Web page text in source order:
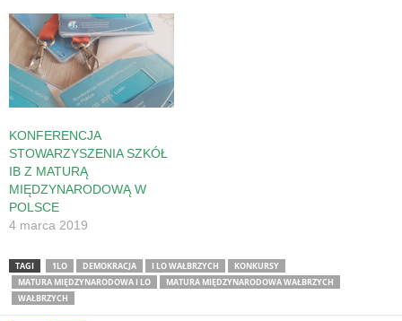
KONFERENCJA
STOWARZYSZENIA SZKÓŁ
IB Z MATURĄ
MIĘDZYNARODOWĄ W
POLSCE
4 marca 2019
TAGI 1LO DEMOKRACJA I LO WAŁBRZYCH
KONKURSY
MATURA MIĘDZYNARODOWA I LO
MATURA MIĘDZYNARODOWA WAŁBRZYCH
WAŁBRZYCH